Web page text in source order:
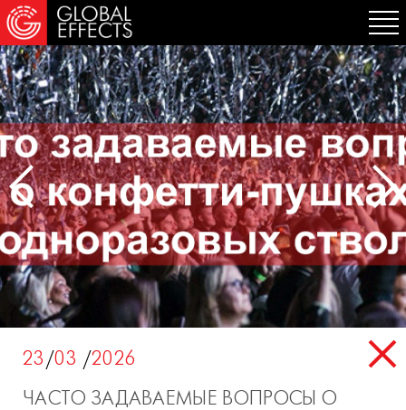
23 /03 /2026
ЧАСТО ЗАДАВАЕМЫЕ ВОПРОСЫ О